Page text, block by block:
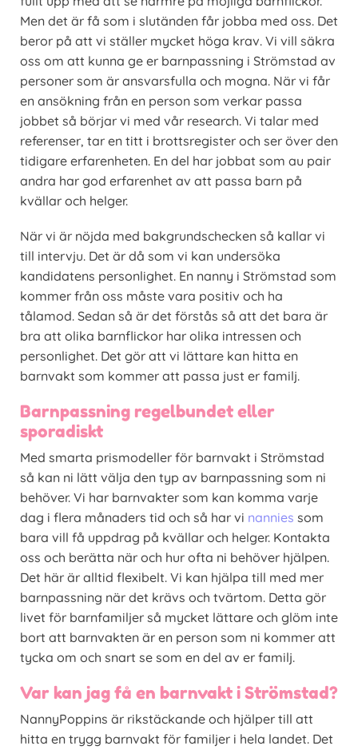
Men det är få som i slutänden får jobba med oss. Det
beror på att vi ställer mycket höga krav. Vi vill säkra
oss om att kunna ge er barnpassning i Strömstad av
personer som är ansvarsfulla och mogna. När vi får
en ansökning från en person som verkar passa
jobbet så börjar vi med vår research. Vi talar med
referenser, tar en titt i brottsregister och ser över den
tidigare erfarenheten. En del har jobbat som au pair
andra har god erfarenhet av att passa barn på
kvällar och helger.
När vi är nöjda med bakgrundschecken så kallar vi
till intervju. Det är då som vi kan undersöka
kandidatens personlighet. En nanny i Strömstad som
kommer från oss måste vara positiv och ha
tålamod. Sedan så är det förstås så att det bara är
bra att olika barnflickor har olika intressen och
personlighet. Det gör att vi lättare kan hitta en
barnvakt som kommer att passa just er familj.
Barnpassning regelbundet eller
sporadiskt
Med smarta prismodeller för barnvakt i Strömstad
så kan ni lätt välja den typ av barnpassning som ni
behöver. Vi har barnvakter som kan komma varje
dag i flera månaders tid och så har vi nannies som
bara vill få uppdrag på kvällar och helger. Kontakta
oss och berätta när och hur ofta ni behöver hjälpen.
Det här är alltid flexibelt. Vi kan hjälpa till med mer
barnpassning när det krävs och tvärtom. Detta gör
livet för barnfamiljer så mycket lättare och glöm inte
bort att barnvakten är en person som ni kommer att
tycka om och snart se som en del av er familj.
Var kan jag få en barnvakt i Strömstad?
NannyPoppins är rikstäckande och hjälper till att
hitta en trygg barnvakt för familjer i hela landet. Det